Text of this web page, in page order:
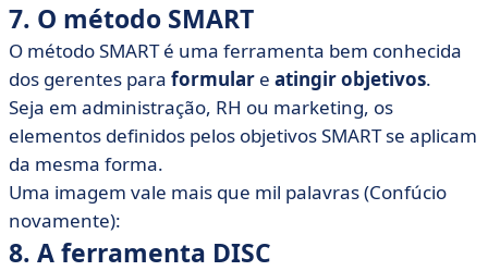
7. O método SMART
O método SMART é uma ferramenta bem conhecida
dos gerentes para formular e atingir objetivos.
Seja em administração, RH ou marketing, os
elementos definidos pelos objetivos SMART se aplicam
da mesma forma.
Uma imagem vale mais que mil palavras (Confúcio
novamente):
8. A ferramenta DISC